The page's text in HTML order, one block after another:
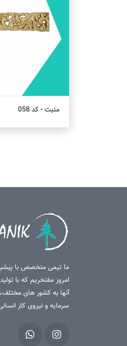
منبت - کد 058
ما تیمی متخصص با
آنها به کشور های
سرمایه و نیروی کار